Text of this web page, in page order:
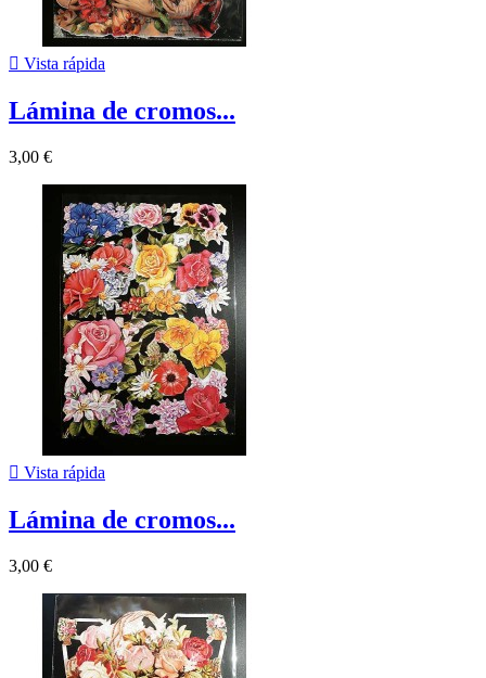
 Vista rápida
Lámina de cromos...
3,00 €
 Vista rápida
Lámina de cromos...
3,00 €